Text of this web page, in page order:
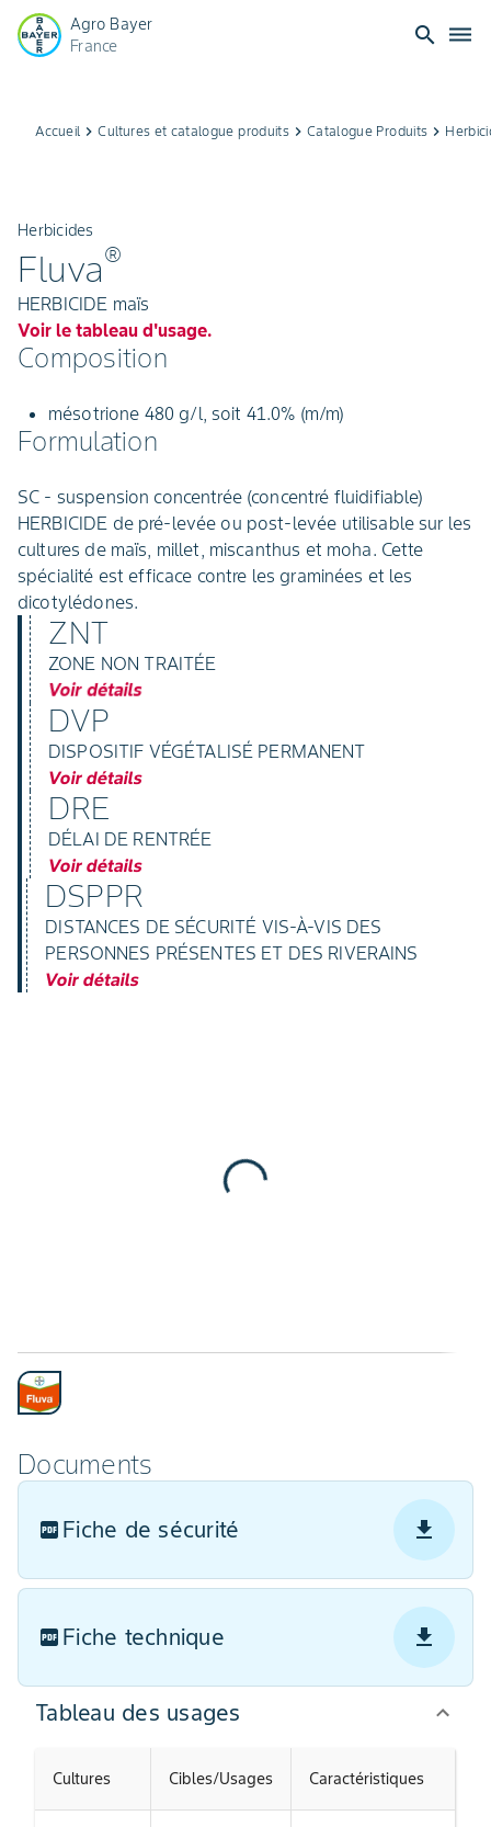
Agro Bayer
France
search dehaze
Accueil keyboard_arrow_rightCultures et catalogue produitskeyboard_arrow_right Catalogue Produits keyboard_arrow_right
Herbicides
Fluva®
HERBICIDE maïs
Voir le tableau d'usage.
Composition
mésotrione 480 g/l, soit 41.0% (m/m)
Formulation
SC - suspension concentrée (concentré fluidifiable)
HERBICIDE de pré-levée ou post-levée utilisable sur les
cultures de maïs, millet, miscanthus et moha. Cette
spécialité est efficace contre les graminées et les
dicotylédones.
ZNT
ZONE NON TRAITÉE
Voir détails
DVP
DISPOSITIF VÉGÉTALISÉ PERMANENT
Voir détails
DRE
DÉLAI DE RENTRÉE
Voir détails
DSPPR
DISTANCES DE SÉCURITÉ VIS-À-VIS DES
PERSONNES PRÉSENTES ET DES RIVERAINS
Voir détails
Documents
Fiche de sécurité
Fiche technique
Tableau des usages
Cultures Cibles/Usages Caractéristiques